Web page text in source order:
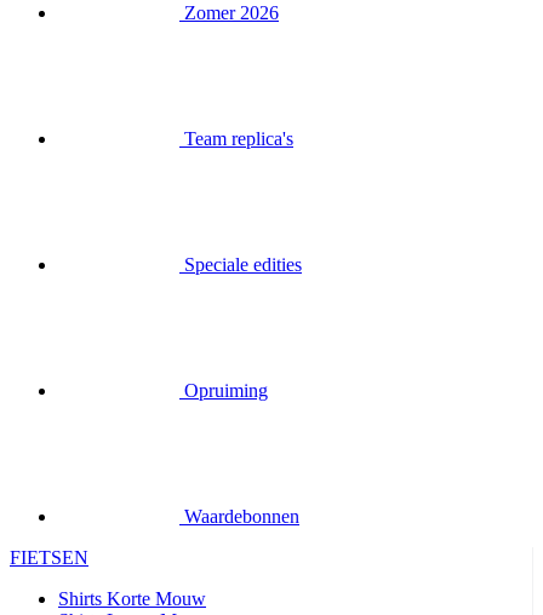
Zomer 2026
Team replica's
Speciale edities
Opruiming
Waardebonnen
FIETSEN
Shirts Korte Mouw